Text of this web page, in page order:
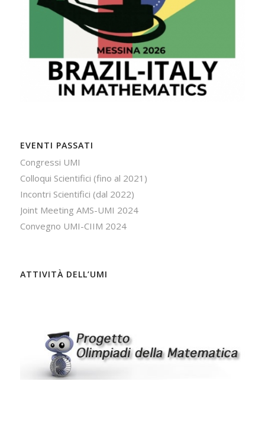
EVENTI PASSATI
Congressi UMI
Colloqui Scientifici (fino al 2021)
Incontri Scientifici (dal 2022)
Joint Meeting AMS-UMI 2024
Convegno UMI-CIIM 2024
ATTIVITÀ DELL’UMI